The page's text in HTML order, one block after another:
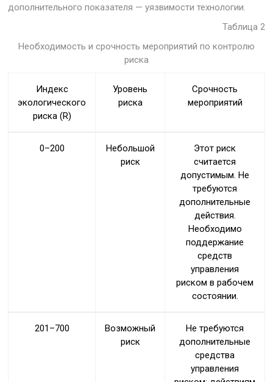
дополнительного показателя — уязвимости технологии.
Таблица 2
Необходимость и срочность мероприятий по контролю
риска
Индекс
экологического
риска (R)
Уровень
риска
Срочность
мероприятий
0–200
Небольшой
риск
Этот риск
считается
допустимым. Не
требуются
дополнительные
действия.
Необходимо
поддержание
средств
управления
риском в рабочем
состоянии.
201–700
Возможный
риск
Не требуются
дополнительные
средства
управления